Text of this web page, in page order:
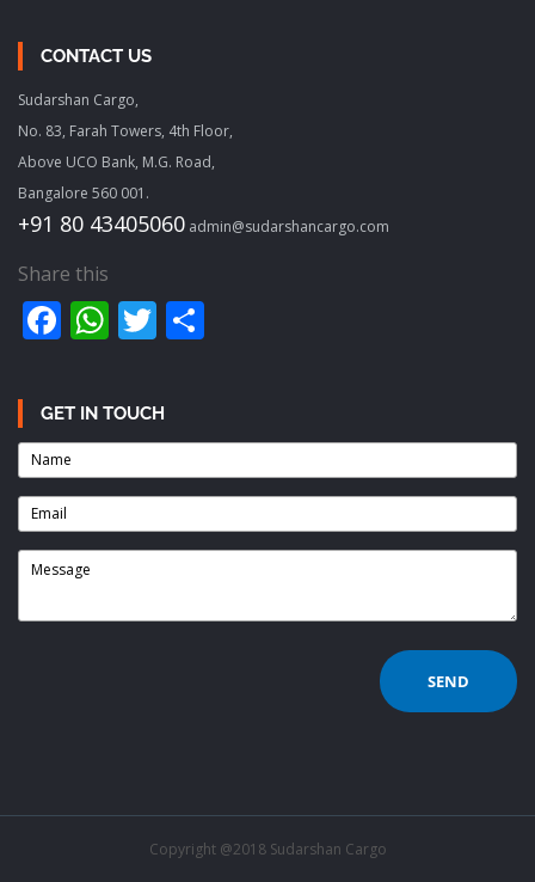
CONTACT US
Sudarshan Cargo,
No. 83, Farah Towers, 4th Floor,
Above UCO Bank, M.G. Road,
Bangalore 560 001.
+91 80 43405060 admin@sudarshancargo.com
Share this
Facebook
WhatsApp
Twitter
GET IN TOUCH
Copyright @2018 Sudarshan Cargo